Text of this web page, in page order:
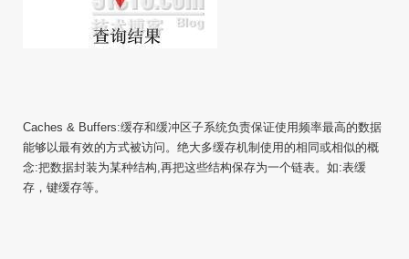
Caches & Buffers:缓存和缓冲区子系统负责保证使用频率最高的数据
能够以最有效的方式被访问。绝大多缓存机制使用的相同或相似的概
念:把数据封装为某种结构,再把这些结构保存为一个链表。如:表缓
存，键缓存等。